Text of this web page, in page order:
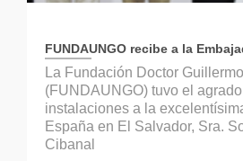
FUNDAUNGO recibe a la
La Fundación Doctor
(FUNDAUNGO) tuvo el
instalaciones a la
España en El Salvador, Sra.
Cibanal